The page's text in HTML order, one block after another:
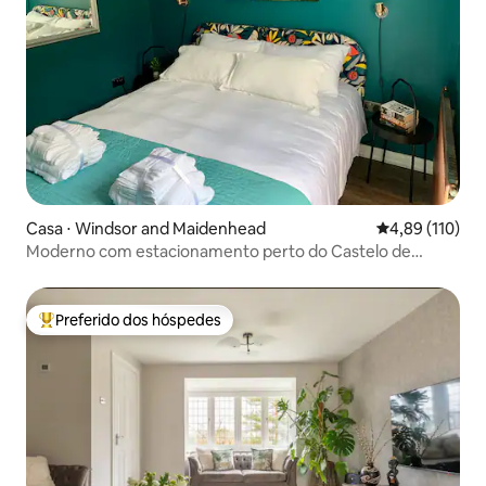
Casa ⋅ Windsor and Maidenhead 4,89 de uma
4,89 (110)
Moderno com estacionamento perto do Castelo de
Entre os melhores preferidos dos hóspedes
Preferido dos hóspedes